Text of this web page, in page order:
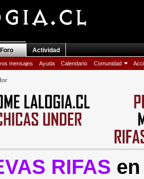
Foro
mensajes Ayuda Calendario Comunidad
Actividad
RIFAS en